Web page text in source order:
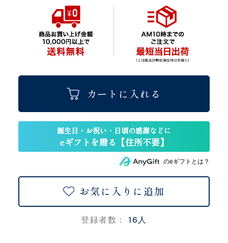
カートに入れる
のeギフトとは？
お気に入りに追加
登録者数： 16人